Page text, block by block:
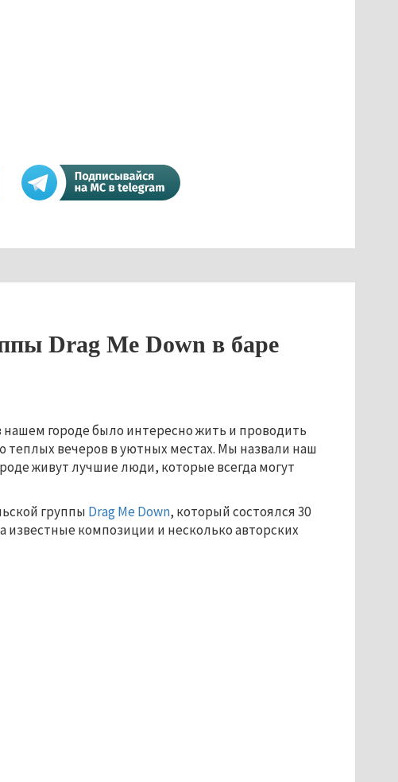
Drag Me Down в баре
городе было интересно жить и проводить
теплых вечеров в уютных местах. Мы назвали наш
живут лучшие люди, которые всегда могут
группы Drag Me Down, который состоялся 30
известные композиции и несколько авторских